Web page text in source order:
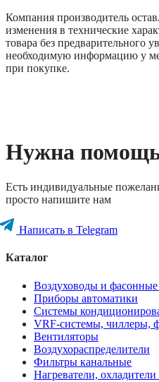
Компания производитель
изменения в технические
товара без предварительного
необходимую информацию у
при покупке.
Нужна
Есть индивидуальные
просто напишите нам
Написать в Telegram
Каталог
Воздуховоды и
Приборы автоматики
Системы
VRF-системы, чиллеры,
Вентиляторы
Воздухораспределители
Фильтры канальные
Нагреватели,